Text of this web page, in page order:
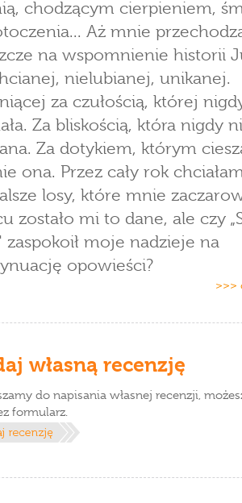
chodzącym cierpieniem,
Aż mnie
na wspomnienie historii
nielubianej, unikanej.
za czułością, której
Za bliskością, która nigdy
Za dotykiem, którym
ona. Przez cały rok
losy, które mnie
zostało mi to dane, ale czy
zaspokoił moje nadzieje na
opowieści?
>>>
własną recenzję
do napisania własnej recenzji,
formularz.